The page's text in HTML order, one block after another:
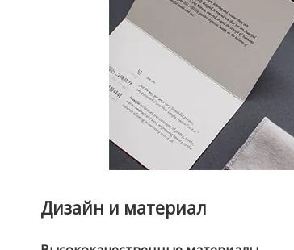
Дизайн и материал